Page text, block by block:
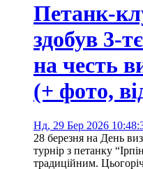
Петанк-
здобув 3-
на честь
(+ фото,
Нд, 29 Бер 2026
28 березня на День
турнір з петанку
традиційним.